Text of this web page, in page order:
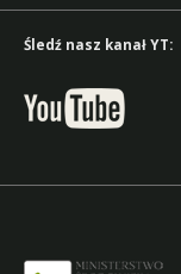
Śledź nasz kanał YT: